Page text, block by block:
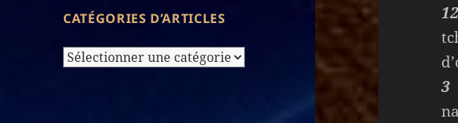
CATÉGORIES D’ARTICLES
Catégories
3